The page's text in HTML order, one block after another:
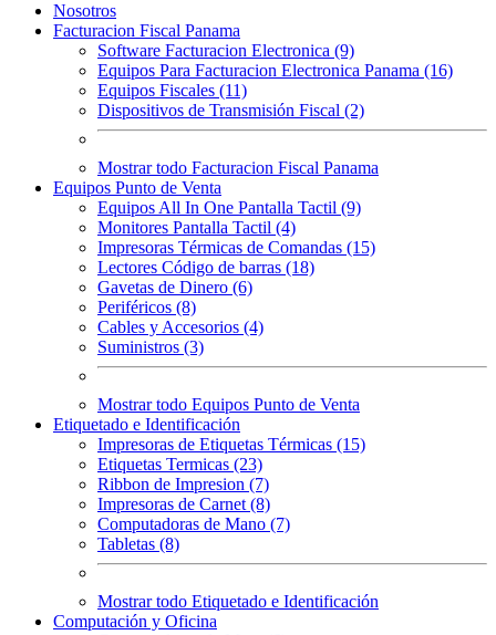
Nosotros
Facturacion Fiscal Panama
Software Facturacion Electronica (9)
Equipos Para Facturacion Electronica Panama (16)
Equipos Fiscales (11)
Dispositivos de Transmisión Fiscal (2)
Mostrar todo Facturacion Fiscal Panama
Equipos Punto de Venta
Equipos All In One Pantalla Tactil (9)
Monitores Pantalla Tactil (4)
Impresoras Térmicas de Comandas (15)
Lectores Código de barras (18)
Gavetas de Dinero (6)
Periféricos (8)
Cables y Accesorios (4)
Suministros (3)
Mostrar todo Equipos Punto de Venta
Etiquetado e Identificación
Impresoras de Etiquetas Térmicas (15)
Etiquetas Termicas (23)
Ribbon de Impresion (7)
Impresoras de Carnet (8)
Computadoras de Mano (7)
Tabletas (8)
Mostrar todo Etiquetado e Identificación
Computación y Oficina